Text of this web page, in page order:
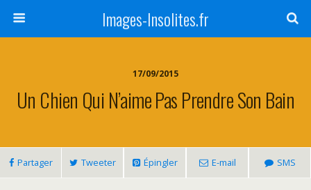
Images-Insolites.fr
17/09/2015
Un Chien Qui N’aime Pas Prendre Son Bain
Partager Tweeter Épingler E-mail SMS